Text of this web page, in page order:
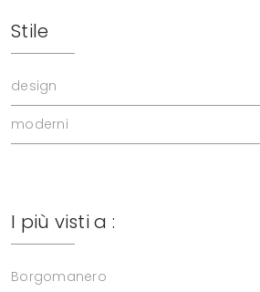
Stile
design
moderni
I più visti a :
Borgomanero